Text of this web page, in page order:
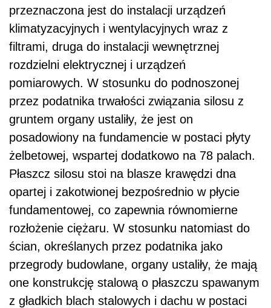
przeznaczona jest do instalacji urządzeń
klimatyzacyjnych i wentylacyjnych wraz z
filtrami, druga do instalacji wewnętrznej
rozdzielni elektrycznej i urządzeń
pomiarowych. W stosunku do podnoszonej
przez podatnika trwałości związania silosu z
gruntem organy ustaliły, że jest on
posadowiony na fundamencie w postaci płyty
żelbetowej, wspartej dodatkowo na 78 palach.
Płaszcz silosu stoi na blasze krawędzi dna
opartej i zakotwionej bezpośrednio w płycie
fundamentowej, co zapewnia równomierne
rozłożenie ciężaru. W stosunku natomiast do
ścian, określanych przez podatnika jako
przegrody budowlane, organy ustaliły, że mają
one konstrukcję stalową o płaszczu spawanym
z gładkich blach stalowych i dachu w postaci